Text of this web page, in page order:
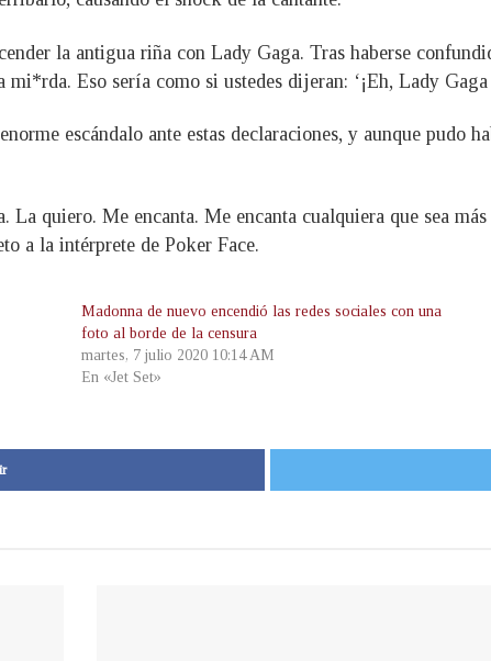
la antigua riña con Lady Gaga. Tras haberse
Eso sería como si ustedes dijeran: ‘¡Eh, Lady Gaga
escándalo ante estas declaraciones, y aunque pudo
La quiero. Me encanta. Me encanta cualquiera que sea
a la intérprete de Poker Face.
Madonna de nuevo encendió las redes sociales con una
foto al borde de la censura
martes, 7 julio 2020 10:14 AM
En «Jet Set»